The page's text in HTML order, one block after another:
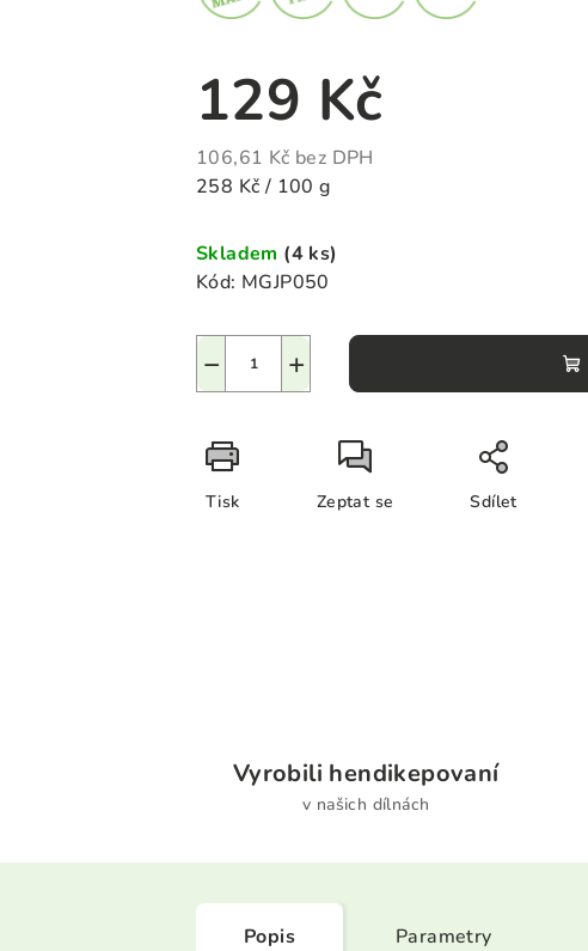
129 Kč
106,61 Kč bez DPH
Měrná
258 Kč / 100 g
Skladem (4 ks)
Kód: MGJP050
+
−
Tisk Zeptat se Sdílet
Vyrobili hendikepovaní
v našich dílnách
Popis Parametry